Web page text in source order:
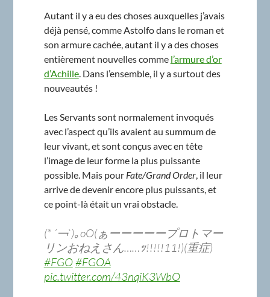
Autant il y a eu des choses auxquelles j’avais
déjà pensé, comme Astolfo dans le roman et
son armure cachée, autant il y a des choses
entièrement nouvelles comme l’armure d’or
d’Achille. Dans l’ensemble, il y a surtout des
nouveautés !
Les Servants sont normalement invoqués
avec l’aspect qu’ils avaient au summum de
leur vivant, et sont conçus avec en tête
l’image de leur forme la plus puissante
possible. Mais pour Fate/Grand Order, il leur
arrive de devenir encore plus puissants, et
ce point-là était un vrai obstacle.
(* ´￢`)｡oO(ぁーーーーープロトマー
リンおねえさん……ｯ!!!!!11!)(重症)
#FGO#FGOA
pic.twitter.com/43nqiK3WbO